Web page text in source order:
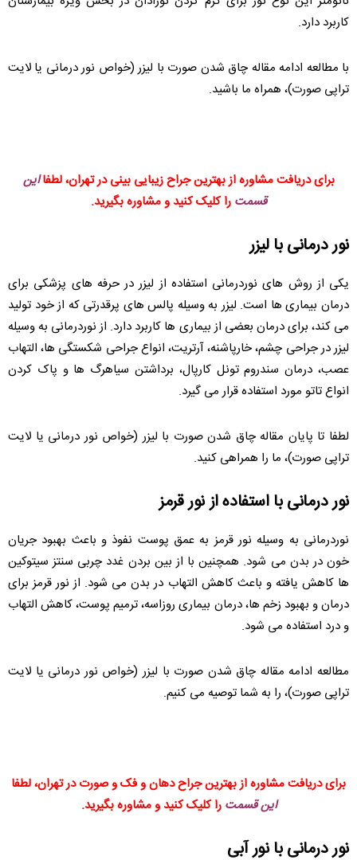
کاربرد دارد.
با مطالعه ادامه مقاله چاق شدن صورت با لیزر (خواص نور درمانی یا لایت
تراپی صورت)، همراه ما باشید.
برای دریافت مشاوره از بهترین جراح زیبایی بینی در تهران، لطفااین
قسمت را کلیک کنید و مشاوره بگیرید.
نور درمانی با لیزر
یکی از روش های نوردرمانی استفاده از لیزر در حرفه های پزشکی برای
درمان بیماری ها است. لیزر به وسیله پالس های پرقدرتی که از خود تولید
می کند، برای درمان بعضی از بیماری ها کاربرد دارد. از نوردرمانی به وسیله
لیزر در جراحی چشم، خارپاشنه، آرتریت، انواع جراحی شکستگی ها، التهاب
عصب، درمان سندروم تونل کارپال، برداشتن سیاهرگ ها و پاک کردن
انواع تاتو مورد استفاده قرار می گیرد.
لطفا تا پایان مقاله چاق شدن صورت با لیزر (خواص نور درمانی یا لایت
تراپی صورت)، ما را همراهی کنید.
نور درمانی با استفاده از نور قرمز
نوردرمانی به وسیله نور قرمز به عمق پوست نفوذ و باعث بهبود جریان
خون در بدن می شود. همچنین با از بین بردن غدد چربی سنتز سیتوکین
ها کاهش یافته و باعث کاهش التهاب در بدن می شود. از نور قرمز برای
درمان و بهبود زخم ها، درمان بیماری روزاسه، ترمیم پوست، کاهش التهاب
و درد استفاده می شود.
مطالعه ادامه مقاله چاق شدن صورت با لیزر (خواص نور درمانی یا لایت
تراپی صورت)، را به شما توصیه می کنیم.
برای دریافت مشاوره از بهترین جراح دهان و فک و صورت در تهران، لطفا
این قسمت را کلیک کنید و مشاوره بگیرید.
نور درمانی با نور آبی